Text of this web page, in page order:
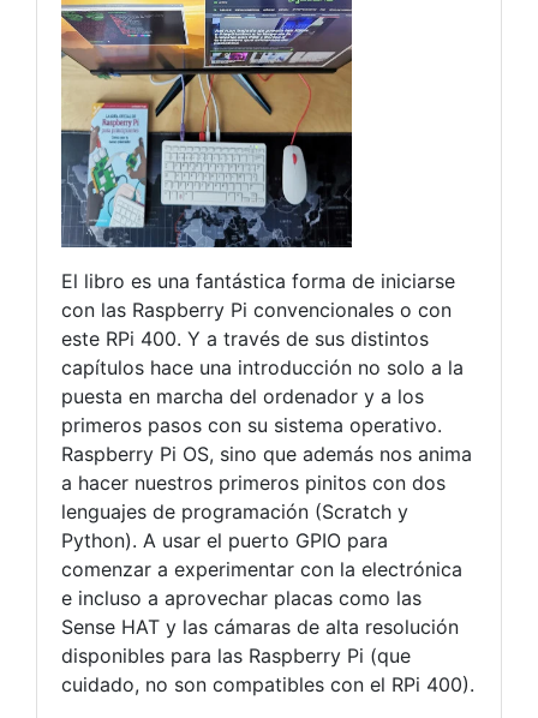
El libro es una fantástica forma de iniciarse
con las Raspberry Pi convencionales o con
este RPi 400. Y a través de sus distintos
capítulos hace una introducción no solo a la
puesta en marcha del ordenador y a los
primeros pasos con su sistema operativo.
Raspberry Pi OS, sino que además nos anima
a hacer nuestros primeros pinitos con dos
lenguajes de programación (Scratch y
Python). A usar el puerto GPIO para
comenzar a experimentar con la electrónica
e incluso a aprovechar placas como las
Sense HAT y las cámaras de alta resolución
disponibles para las Raspberry Pi (que
cuidado, no son compatibles con el RPi 400).